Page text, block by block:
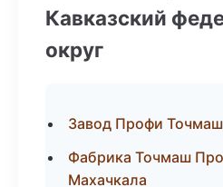
Кавказский
округ
Завод Профи
Фабрика Точмаш
Махачкала